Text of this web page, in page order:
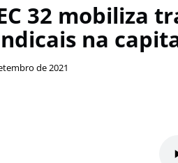
32 mobiliza
na
de 2021